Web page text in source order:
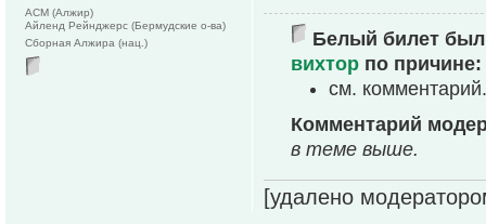
Белый билет был
вихтор по причине:
см. комментарий.
Комментарий
в теме выше.
[удалено
АСМ (Алжир)
Айленд Рейнджерс (Бермудские о-ва)
Сборная Алжира (нац.)